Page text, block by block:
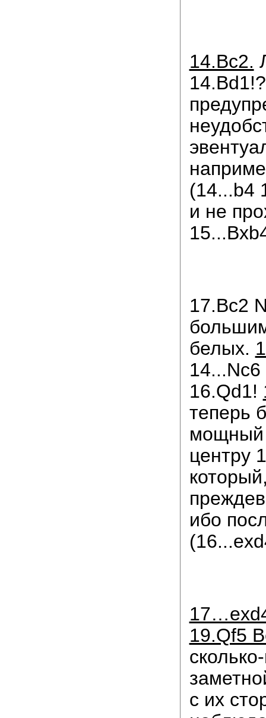
14.Bc2.
(14...b4
и не
17.Bc2
белых.
16.Qd1!
теперь
мощный
центру
ибо
19.Qf5
с их